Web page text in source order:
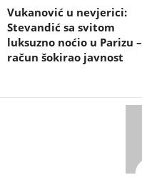
Vukanović u nevjerici:
Stevandić sa svitom
luksuzno noćio u Parizu –
račun šokirao javnost